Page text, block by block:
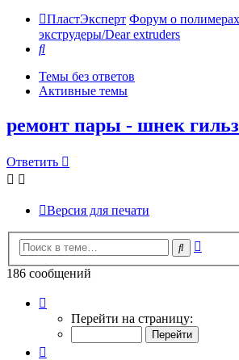
ПластЭксперт Форум о полимерах
экструдеры/Dear extruders
Поиск
Темы без ответов
Активные темы
ремонт пары - шнек
Ответить
Версия для печати
Поиск
186 сообщений
Перейти на страницу: